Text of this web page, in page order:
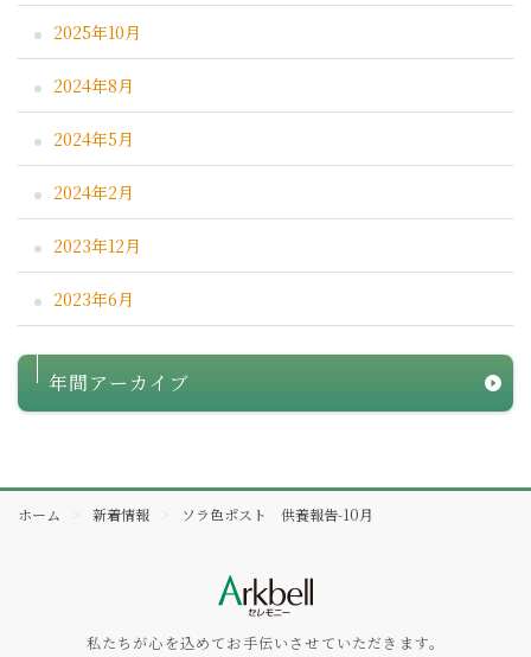
2025年10月
2024年8月
2024年5月
2024年2月
2023年12月
2023年6月
年間アーカイブ
ホーム 新着情報 ソラ色ポスト 供養報告-10月
私たちが心を込めてお手伝いさせていただきます。